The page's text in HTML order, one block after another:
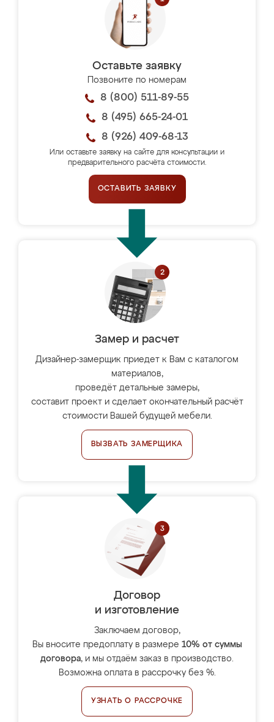
Оставьте заявку
Позвоните по номерам
8 (800) 511-89-55
8 (495) 665-24-01
8 (926) 409-68-13
Или оставьте заявку на сайте для консультации и
предварительного расчёта стоимости.
ОСТАВИТЬ ЗАЯВКУ
Замер и расчет
Дизайнер-замерщик приедет к Вам с каталогом
материалов,
проведёт детальные замеры,
составит проект и сделает окончательный расчёт
стоимости Вашей будущей мебели.
ВЫЗВАТЬ ЗАМЕРЩИКА
Договор
и изготовление
Заключаем договор,
Вы вносите предоплату в размере 10% от суммы
договора, и мы отдаём заказ в производство.
Возможна оплата в рассрочку без %.
УЗНАТЬ О РАССРОЧКЕ